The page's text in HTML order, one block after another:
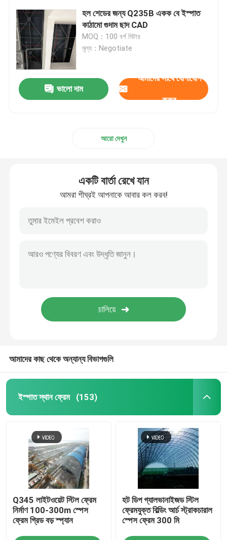
হল শেডের জন্য Q235B একক বে ইস্পাত
কাঠামো গুদাম ছাদ CAD
MOQ：100 বর্গ মিটার
মূল্য：Negotiate
ভালো দাম
আমাদের সাথে যোগাযোগ
করুন
আরো দেখুন
একটি বার্তা রেখে যান
আমরা শীঘ্রই আপনাকে আবার কল করব!
আমাদের কাছ থেকে অন্যান্য বিভাগগুলি
ইস্পাত স্থান ফ্রেম (153)
Q345 লাইটওয়েট স্টিল ফ্রেম
নির্মাণ 100-300m স্পেস
ফ্রেম গ্রিড বড় স্প্যান
হট ডিপ গ্যালভানাইজড স্টিল
ফ্রেমযুক্ত বিল্ডিং আর্চ স্ট্রাকচারাল
স্পেস ফ্রেম 300 মি